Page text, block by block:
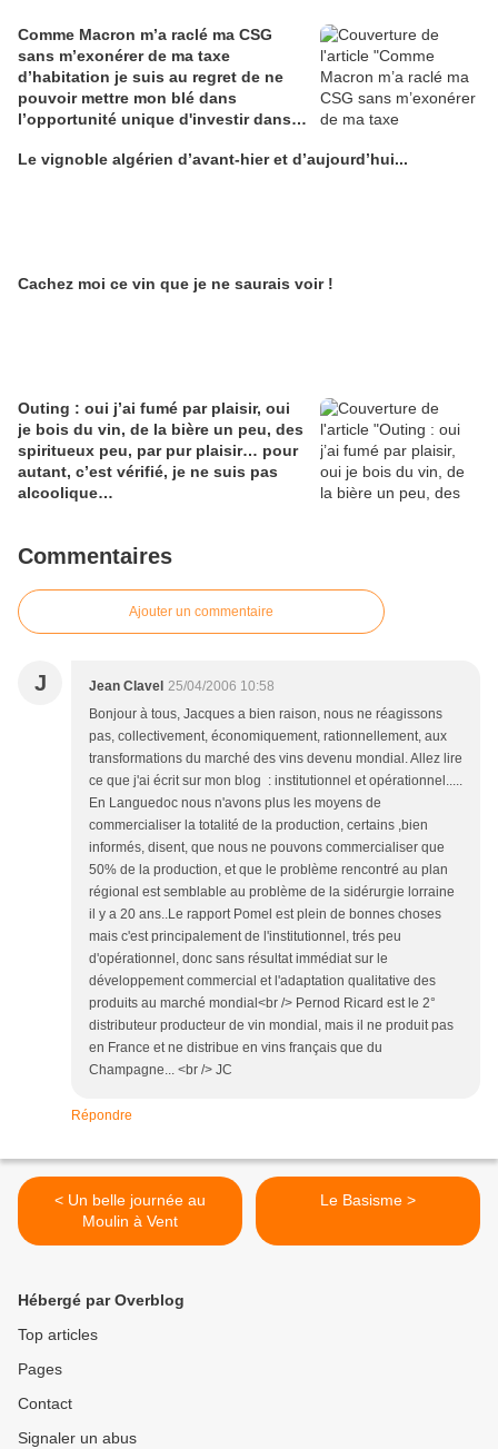
Comme Macron m’a raclé ma CSG
sans m’exonérer de ma taxe
d’habitation je suis au regret de ne
pouvoir mettre mon blé dans
l’opportunité unique d'investir dans
Alain Edouard
Le vignoble algérien d’avant-hier et d’aujourd’hui...
Cachez moi ce vin que je ne saurais voir !
Outing : oui j’ai fumé par plaisir, oui
je bois du vin, de la bière un peu, des
spiritueux peu, par pur plaisir… pour
autant, c’est vérifié, je ne suis pas
alcoolique…
Commentaires
Ajouter un commentaire
J Jean Clavel 25/04/2006 10:58
Bonjour à tous, Jacques a bien raison, nous ne réagissons
pas, collectivement, économiquement, rationnellement, aux
transformations du marché des vins devenu mondial. Allez lire
ce que j'ai écrit sur mon blog : institutionnel et opérationnel.....
En Languedoc nous n'avons plus les moyens de
commercialiser la totalité de la production, certains ,bien
informés, disent, que nous ne pouvons commercialiser que
50% de la production, et que le problème rencontré au plan
régional est semblable au problème de la sidérurgie lorraine
il y a 20 ans..Le rapport Pomel est plein de bonnes choses
mais c'est principalement de l'institutionnel, trés peu
d'opérationnel, donc sans résultat immédiat sur le
développement commercial et l'adaptation qualitative des
produits au marché mondial<br /> Pernod Ricard est le 2°
distributeur producteur de vin mondial, mais il ne produit pas
en France et ne distribue en vins français que du
Champagne... <br /> JC
Répondre
< Un belle journée au
Moulin à Vent
Le Basisme >
Hébergé par Overblog
Top articles
Pages
Contact
Signaler un abus